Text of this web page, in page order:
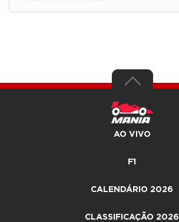
AO VIVO
F1
CALENDÁRIO 2026
CLASSIFICAÇÃO 2026